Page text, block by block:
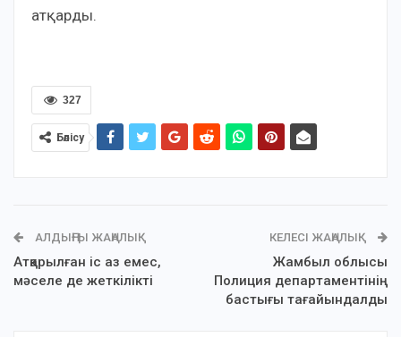
атқарды.
327
Бөлісу
АЛДЫҢҒЫ ЖАҢАЛЫҚ
Атқарылған іс аз емес,
мәселе де жеткілікті
КЕЛЕСІ ЖАҢАЛЫҚ
Жамбыл облысы
Полиция департаментінің
бастығы тағайындалды